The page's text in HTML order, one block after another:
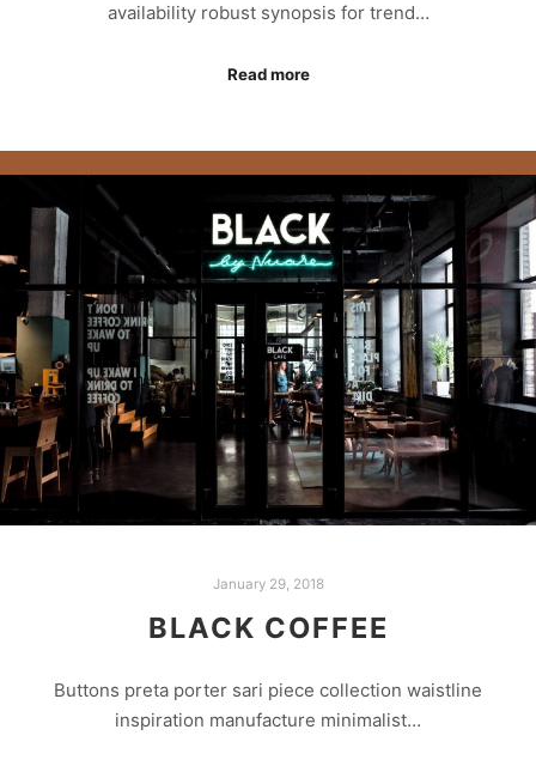
availability robust synopsis for trend…
Read more
January 29, 2018
BLACK COFFEE
Buttons preta porter sari piece collection waistline
inspiration manufacture minimalist…